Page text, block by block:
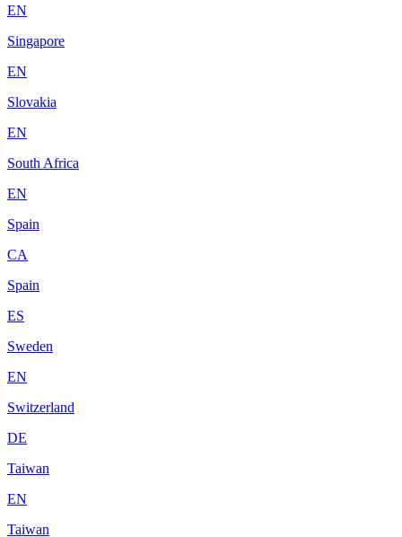
EN
Singapore
EN
Slovakia
EN
South Africa
EN
Spain
CA
Spain
ES
Sweden
EN
Switzerland
DE
Taiwan
EN
Taiwan